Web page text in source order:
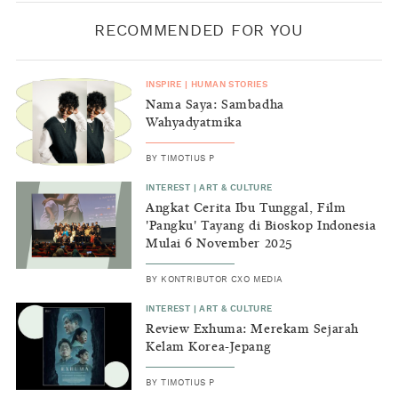
RECOMMENDED FOR YOU
INSPIRE HUMAN STORIES
Nama Saya: Sambadha
Wahyadyatmika
BYTIMOTIUS P
INTEREST |ART & CULTURE
Angkat Cerita Ibu Tunggal, Film
'Pangku' Tayang di Bioskop Indonesia
Mulai 6 November 2025
BY KONTRIBUTOR CXO MEDIA
INTEREST |ART & CULTURE
Review Exhuma: Merekam Sejarah
Kelam Korea-Jepang
BYTIMOTIUS P